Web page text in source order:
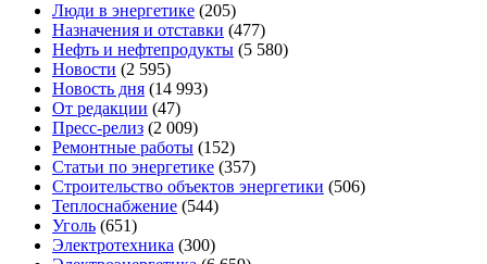
Люди в энергетике (205)
Назначения и отставки (477)
Нефть и нефтепродукты (5 580)
Новости (2 595)
Новость дня (14 993)
От редакции (47)
Пресс-релиз (2 009)
Ремонтные работы (152)
Статьи по энергетике (357)
Строительство объектов энергетики (506)
Теплоснабжение (544)
Уголь (651)
Электротехника (300)